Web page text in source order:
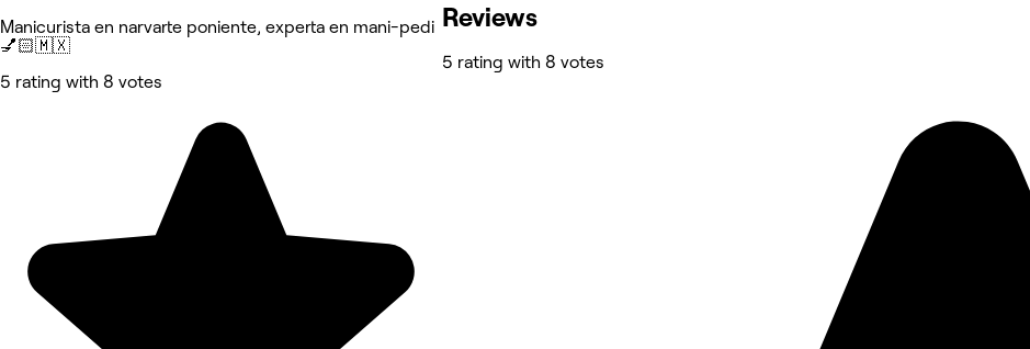
Manicurista en narvarte poniente, experta en mani-pedi
💅🏻🇲🇽
5 rating with 8 votes
Reviews
5 rating with 8 votes